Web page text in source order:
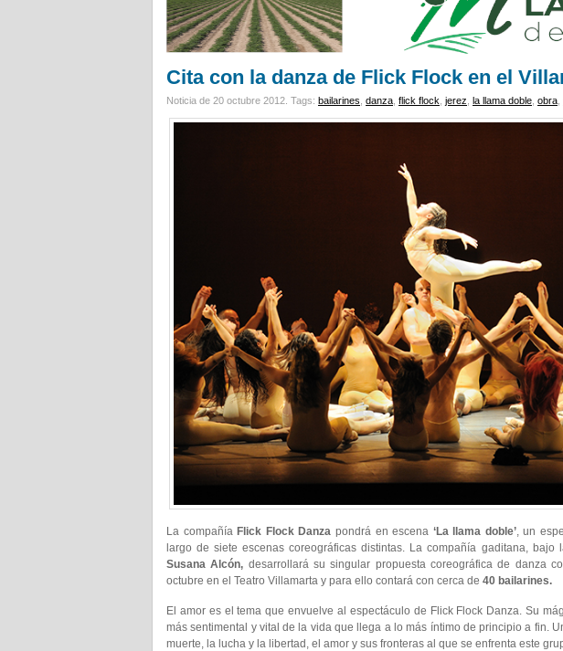
Cita con la danza de Flick Flock en el
Noticia de 20 octubre 2012. Tags: bailarines danza flick flock jerez la llama doble obra
La compañía Flick Flock Danza pondrá en escena ‘La llama doble’, un
largo de siete escenas coreográficas distintas. La compañía gaditana, bajo
Susana Alcón, desarrollará su singular propuesta coreográfica de danza
octubre en el Teatro Villamarta y para ello contará con cerca de 40 bailarines.
El amor es el tema que envuelve al espectáculo de Flick Flock Danza. Su
más sentimental y vital de la vida que llega a lo más íntimo de principio a fin.
muerte, la lucha y la libertad, el amor y sus fronteras al que se enfrenta este